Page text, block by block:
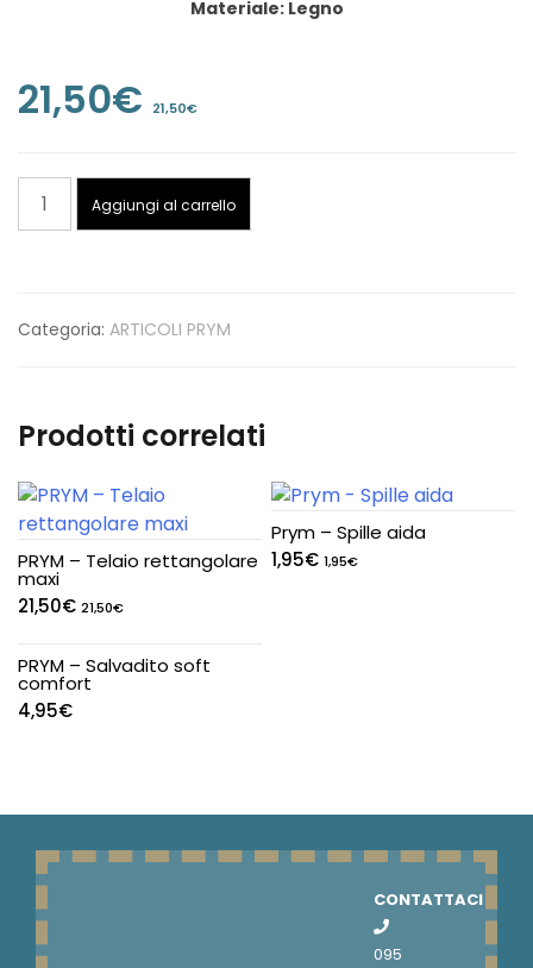
Materiale: Legno
21,50€ 21,50€
PRYM
Aggiungi al carrello
Categoria: ARTICOLI PRYM
Prodotti correlati
PRYM – Telaio rettangolare
maxi
21,50€ 21,50€
Prym – Spille aida
1,95€ 1,95€
PRYM – Salvadito soft
comfort
4,95€
CONTATTACI
095